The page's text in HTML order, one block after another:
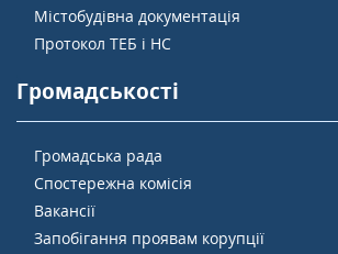
Містобудівна документація
Протокол ТЕБ і НС
Громадськості
Громадська рада
Спостережна комісія
Вакансії
Запобігання проявам корупції